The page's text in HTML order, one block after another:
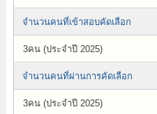
จำนวนคนที่เข้าสอบคัดเลือก
3คน (ประจำปี 2025)
จำนวนคนที่ผ่านการคัดเลือก
3คน (ประจำปี 2025)